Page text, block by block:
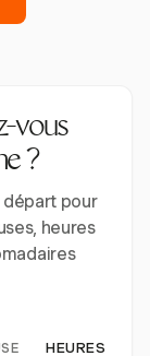
vous
?
départ pour
heures
HEURES